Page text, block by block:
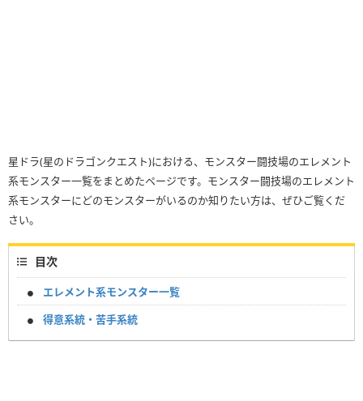
星ドラ(星のドラゴンクエスト)における、モンスター闘技場のエレメント
系モンスター一覧をまとめたページです。モンスター闘技場のエレメント
系モンスターにどのモンスターがいるのか知りたい方は、ぜひご覧くだ
さい。
目次
エレメント系モンスター一覧
得意系統・苦手系統